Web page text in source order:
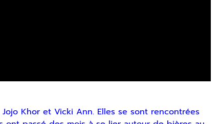
Khor et Vicki Ann. Elles se sont rencontrées